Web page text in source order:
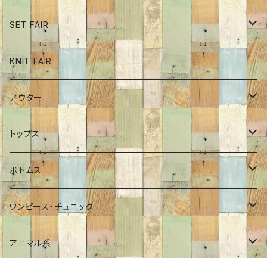
SET FAIR
ボトム
インナーカットソー
ワンピース
チュニック
Tシャツ
シャツ
KNIT FAIR
アウター
ブルゾン
コート
ポンチョ
ジャケット
トップス
ロンT
インナーカットソー
プルオーバー
ボトムス
パンツ
スカート
ワンピース・チュニック
ワンピース
アニマル系